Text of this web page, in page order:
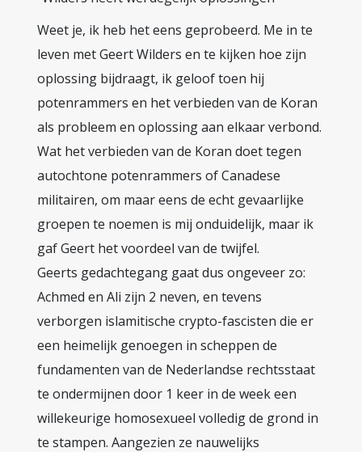
Weet je, ik heb het eens geprobeerd. Me in te
leven met Geert Wilders en te kijken hoe zijn
oplossing bijdraagt, ik geloof toen hij
potenrammers en het verbieden van de Koran
als probleem en oplossing aan elkaar verbond.
Wat het verbieden van de Koran doet tegen
autochtone potenrammers of Canadese
militairen, om maar eens de echt gevaarlijke
groepen te noemen is mij onduidelijk, maar ik
gaf Geert het voordeel van de twijfel.
Geerts gedachtegang gaat dus ongeveer zo:
Achmed en Ali zijn 2 neven, en tevens
verborgen islamitische crypto-fascisten die er
een heimelijk genoegen in scheppen de
fundamenten van de Nederlandse rechtsstaat
te ondermijnen door 1 keer in de week een
willekeurige homosexueel volledig de grond in
te stampen. Aangezien ze nauwelijks